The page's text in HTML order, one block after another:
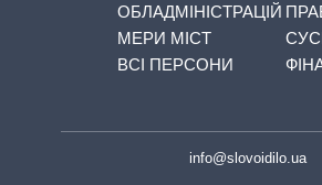
ОБЛАДМІНІСТРАЦІЙ
МЕРИ МІСТ
ВСІ ПЕРСОНИ
info@slovoidilo.ua